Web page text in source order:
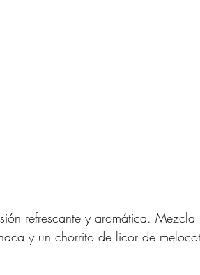
refrescante y aromática. Mezcla
y un chorrito de licor de